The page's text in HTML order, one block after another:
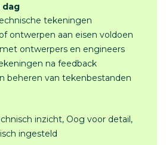
dag
tekeningen
ontwerpen aan eisen voldoen
ontwerpers en engineers
na feedback
beheren van tekenbestanden
inzicht, Oog voor detail,
ingesteld